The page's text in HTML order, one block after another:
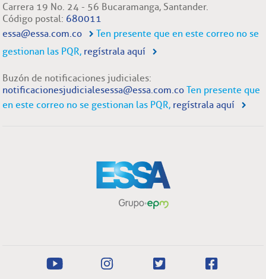
Carrera 19 No. 24 - 56 Bucaramanga, Santander.
Código postal: 680011
essa@essa.com.co
Ten presente que en este correo no se
gestionan las PQR, regístrala aquí
Buzón de notificaciones judiciales:
notificacionesjudicialesessa@essa.com.co Ten presente que
en este correo no se gestionan las PQR, regístrala aquí